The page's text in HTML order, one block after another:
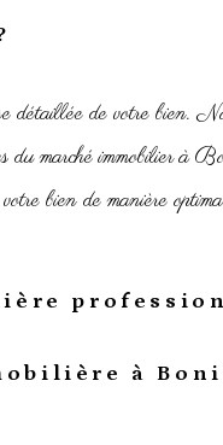
de votre bien.
marché immobilier à
bien de manière
une compréhension
à